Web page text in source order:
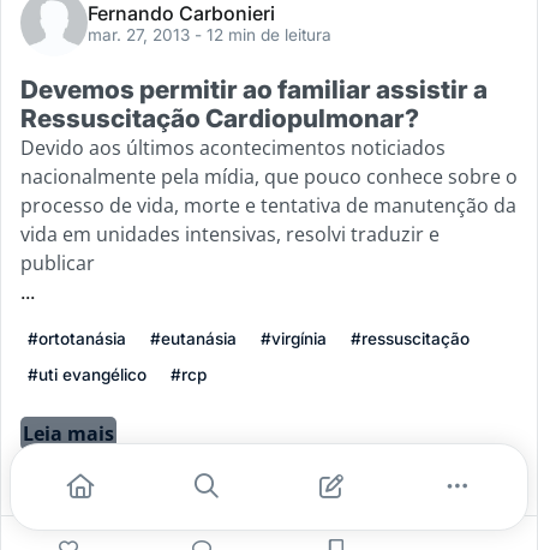
Fernando Carbonieri
mar. 27, 2013 - 12 min de leitura
Devemos permitir ao familiar assistir a
Ressuscitação Cardiopulmonar?
Devido aos últimos acontecimentos noticiados
nacionalmente pela mídia, que pouco conhece sobre o
processo de vida, morte e tentativa de manutenção da
vida em unidades intensivas, resolvi traduzir e
publicar
...
#ortotanásia #eutanásia #virgínia
#ressuscitação
#uti evangélico
#rcp
Leia mais